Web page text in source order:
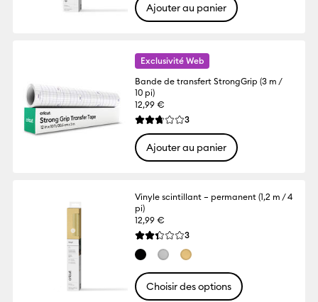
Ajouter au panier
Exclusivité Web
Bande de transfert StrongGrip (3 m /
10 pi)
12,99 €
La note moyenne de ce produit est 2.7
3Reviews
Ajouter au panier
Vinyle scintillant – permanent (1,2 m / 4
pi)
12,99 €
La note moyenne de ce produit est 2.3
3Reviews
Choisir des options